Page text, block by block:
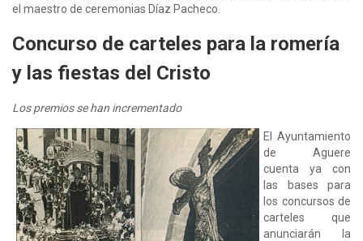
el maestro de ceremonias Díaz Pacheco.
Concurso de carteles para la romería
y las fiestas del Cristo
Los premios se han incrementado
El Ayuntamiento
de Aguere
cuenta ya con
las bases para
los concursos de
carteles que
anunciarán la